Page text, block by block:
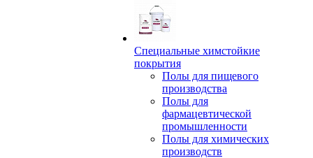
Специальные химстойкие
покрытия
Полы для пищевого
производства
Полы для
фармацевтической
промышленности
Полы для химических
производств